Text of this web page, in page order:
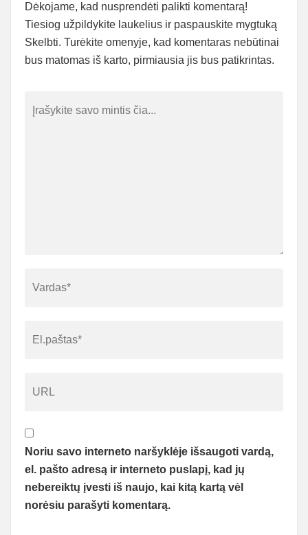
Dėkojame, kad nusprendėti palikti komentarą!
Tiesiog užpildykite laukelius ir paspauskite mygtuką
Skelbti. Turėkite omenyje, kad komentaras nebūtinai
bus matomas iš karto, pirmiausia jis bus patikrintas.
Noriu savo interneto naršyklėje išsaugoti vardą,
el. pašto adresą ir interneto puslapį, kad jų
nebereiktų įvesti iš naujo, kai kitą kartą vėl
norėsiu parašyti komentarą.